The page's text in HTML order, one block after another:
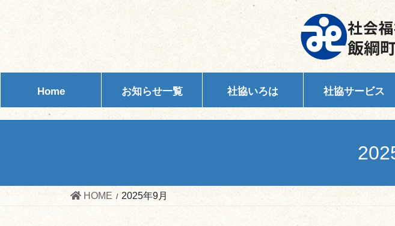
ツ
ス
キ
シ
ン
に
Home お知らせ一覧 社協いろは 社協サービス
HOME 2025年9月